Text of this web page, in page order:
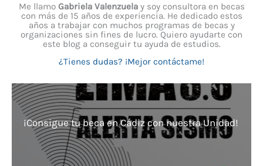
Me llamo Gabriela Valenzuelay soy consultora en becas
con más de 15 años de experiencia. He dedicado estos
años a trabajar con muchos programas de becas y
organizaciones sin fines de lucro. Quiero ayudarte con
este blog a conseguir tu ayuda de estudios.
¿Tienes dudas? ¡Mejor contáctame!
¡Consigue tu beca en Cádiz con nuestra Unidad!